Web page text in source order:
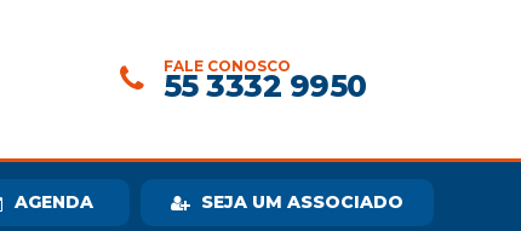
FALE CONOSCO
55 3332 9950
AGENDA SEJA UM ASSOCIADO